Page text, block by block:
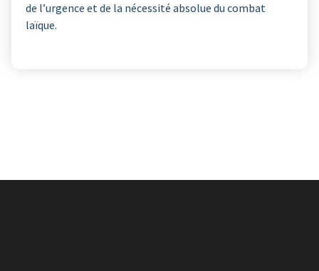
de l’urgence et de la nécessité absolue du combat
laïque.